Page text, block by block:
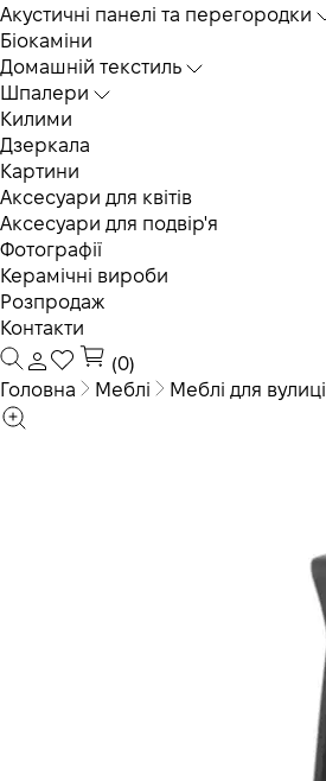
Акустичні панелі та перегородки
Біокаміни
Домашній текстиль
Шпалери
Килими
Дзеркала
Картини
Аксесуари для квітів
Аксесуари для подвір'я
Фотографії
Керамічні вироби
Розпродаж
Контакти
(0)
Головна
Меблі Меблі для вулиці